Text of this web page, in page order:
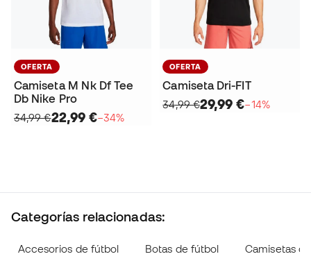
OFERTA
Camiseta M Nk Df Tee
Db Nike Pro
34,99 €22,99 €−34%
OFERTA
Camiseta Dri-FIT
34,99 €29,99 €−14%
Categorías relacionadas:
Accesorios de fútbol Botas de fútbol Camisetas